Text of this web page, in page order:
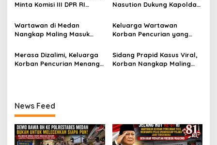
o
s
Lambatnya Penanganan
Medan
Perhatian Presiden
Minta Komisi III DPR RI
Laporan Dugaan Penipuan
Bermodus Surat
Perdamaian dan Dugaan
Pemerasan Rp250 Juta
Nasution Dukung Kapolda
Medan Tangkap Terlapor
Kasus Dugaan Penipuan
dan Fitnah
Wartawan di Medan
Nangkap Maling Masuk
Bersama Dua Anaknya
yang Masih Kecil Minta
Tolong Prabowo Subianto
Keluarga Wartawan
Korban Pencurian yang
Dibohongi Kapolrestabes
Medan, Kirim Surat ke
Presiden Prabowo, Komisi
Merasa Dizalimi, Keluarga
Korban Pencurian Menangis
Sidang Prapid Kasus Viral,
Korban Nangkap Maling
News Feed